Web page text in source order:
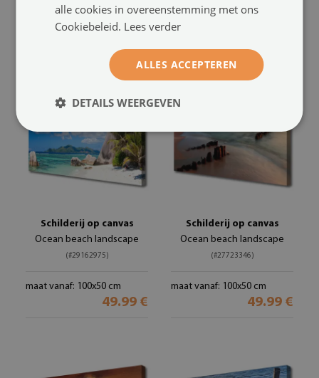
49.99 €
maat vanaf: 100x50 cm
Schilderij op canvas
Ocean beach landscape
(#29162975)
maat vanaf: 100x50 cm
49.99 €
Schilderij op canvas
Ocean beach landscape
(#27723346)
maat vanaf: 100x50 cm
49.99 €
alle cookies in overeenstemming met ons
Cookiebeleid. Lees verder
ALLES ACCEPTEREN
DETAILS WEERGEVEN